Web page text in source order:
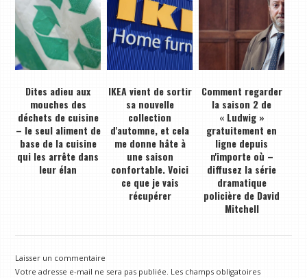
Dites adieu aux
mouches des
déchets de cuisine
– le seul aliment de
base de la cuisine
qui les arrête dans
leur élan
IKEA vient de sortir
sa nouvelle
collection
d'automne, et cela
me donne hâte à
une saison
confortable. Voici
ce que je vais
récupérer
Comment regarder
la saison 2 de
« Ludwig »
gratuitement en
ligne depuis
n'importe où –
diffusez la série
dramatique
policière de David
Mitchell
Laisser un commentaire
Votre adresse e-mail ne sera pas publiée. Les champs obligatoires